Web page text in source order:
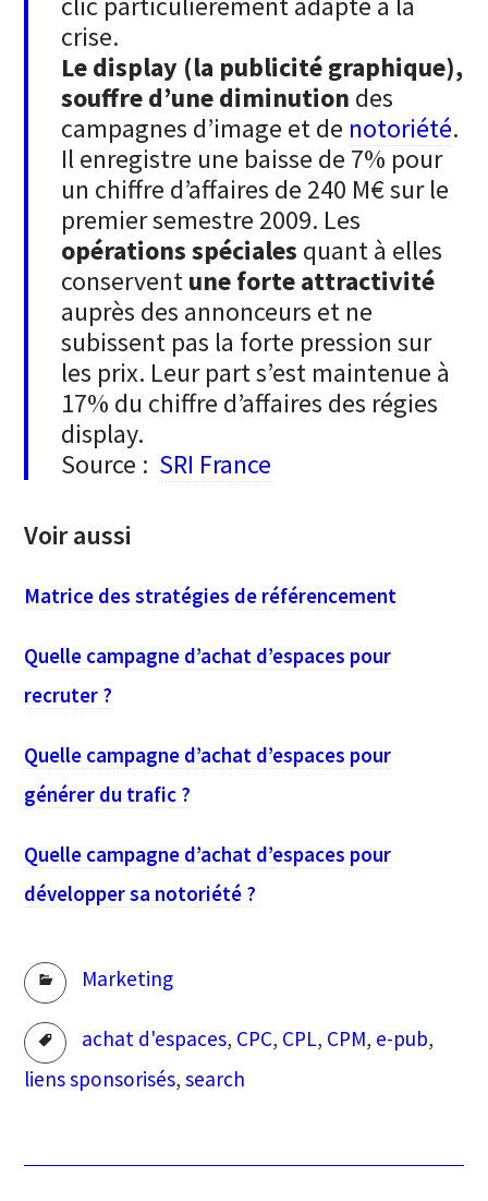
crise.
Le display (la publicité graphique),
souffre d’une diminution des
campagnes d’image et de notoriété.
Il enregistre une baisse de 7% pour
un chiffre d’affaires de 240 M€ sur le
premier semestre 2009. Les
opérations spéciales quant à elles
conserventune forte attractivité
auprès des annonceurs et ne
subissent pas la forte pression sur
les prix. Leur part s’est maintenue à
17% du chiffre d’affaires des régies
display.
Source : SRI France
Voir aussi
Matrice des stratégies de référencement
Quelle campagne d’achat d’espaces pour
recruter ?
Quelle campagne d’achat d’espaces pour
générer du trafic ?
Quelle campagne d’achat d’espaces pour
développer sa notoriété ?
RubriquesMarketing
Tags achat d'espaces, CPC, CPL, CPM, e-pub,
liens sponsorisés,search